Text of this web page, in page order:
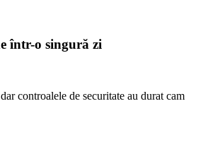
într-o singură zi
controalele de securitate au durat cam